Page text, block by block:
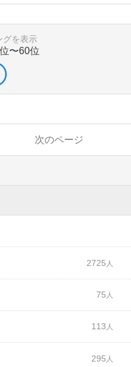
グを表示
〜60位
次のページ
2725
75
113
295